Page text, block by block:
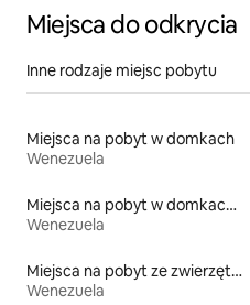
Miejsca do odkrycia
Inne rodzaje miejsc pobytu
Miejsca na pobyt w domkach
Wenezuela
Miejsca na pobyt w domkach ekologicznych na łonie przyrody
Wenezuela
Miejsca na pobyt ze zwierzętami
Wenezuela